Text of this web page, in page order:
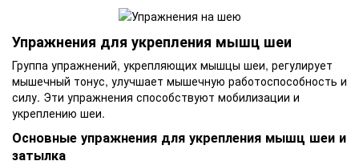
Упражнения для укрепления мышц шеи
Группа упражнений, укрепляющих мышцы шеи, регулирует
мышечный тонус, улучшает мышечную работоспособность и
силу. Эти упражнения способствуют мобилизации и
укреплению шеи.
Основные упражнения для укрепления мышц шеи и
затылка